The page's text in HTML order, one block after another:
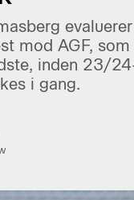
mod AGF, som
inden 23/
i gang.